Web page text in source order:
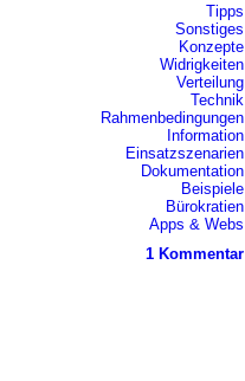
Tipps
Sonstiges
Konzepte
Widrigkeiten
Verteilung
Technik
Rahmenbedingungen
Information
Einsatzszenarien
Dokumentation
Beispiele
Bürokratien
Apps & Webs
1 Kommentar